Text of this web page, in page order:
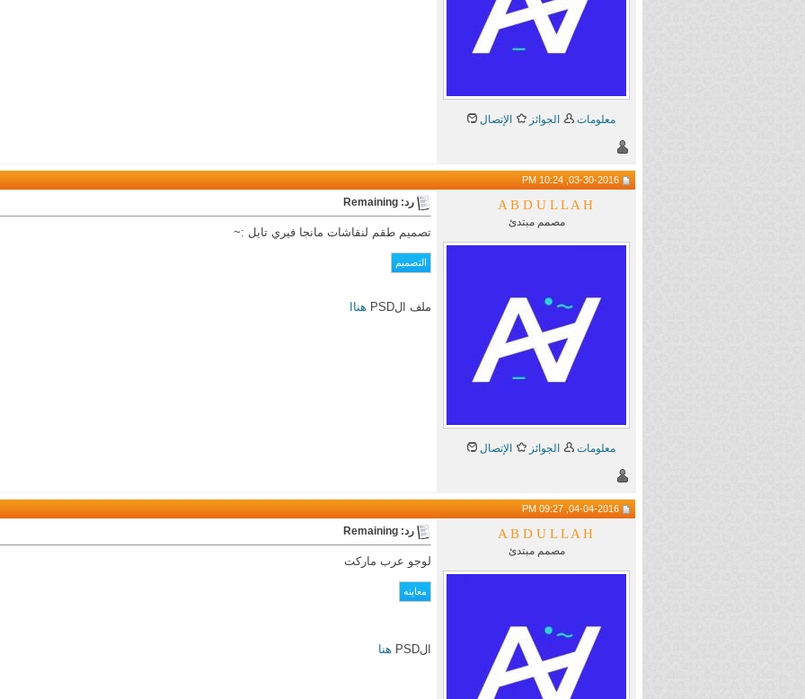
معلومات الجوائز الإتصال
A B D U L L A H
مصمم مبتدئ
معلومات الجوائز الإتصال
رد: Remaining
تصميم طقم لنقاشات مانجا فيري تايل :~
ملف الPSD هناا
A B D U L L A H
مصمم مبتدئ
رد: Remaining
لوجو عرب ماركت
الPSD هنا